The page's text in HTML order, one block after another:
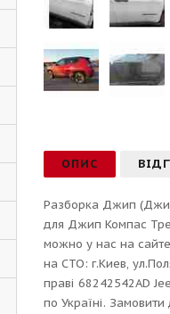
ОПИС
Разборка Джип
для Джип Компас
можно у нас на
на СТО: г.Киев,
праві 68242542AD
по Україні.